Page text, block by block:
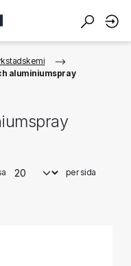
aluminiumspray
per sida